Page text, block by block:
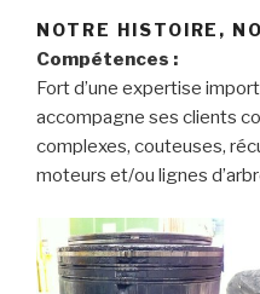
NOTRE HISTOIRE,
Compétences :
Fort d’une expertise
accompagne ses clients
complexes, couteuses,
moteurs et/ou lignes